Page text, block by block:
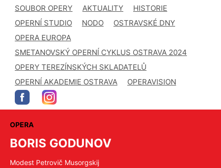
SOUBOR OPERY
AKTUALITY
HISTORIE
OPERNÍ STUDIO
NODO
OSTRAVSKÉ DNY
OPERA EUROPA
SMETANOVSKÝ OPERNÍ CYKLUS OSTRAVA 2024
OPERY TEREZÍNSKÝCH SKLADATELŮ
OPERNÍ AKADEMIE OSTRAVA
OPERAVISION
OPERA
BORIS GODUNOV
Modest Petrovič Musorgskij